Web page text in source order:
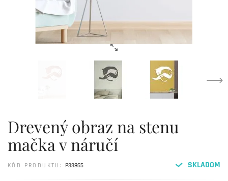
Drevený obraz na stenu
mačka v náručí
SKLADOM
KÓD PRODUKTU: P33865